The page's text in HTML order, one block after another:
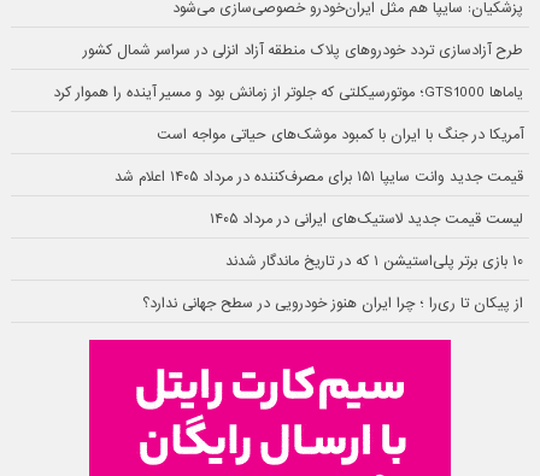
پزشکیان: سایپا هم مثل ایران‌خودرو خصوصی‌سازی می‌شود
طرح آزادسازی تردد خودروهای پلاک منطقه آزاد انزلی در سراسر شمال کشور
یاماها GTS1000؛ موتورسیکلتی که جلوتر از زمانش بود و مسیر آینده را هموار کرد
آمریکا در جنگ با ایران با کمبود موشک‌های حیاتی مواجه است
قیمت جدید وانت سایپا ۱۵۱ برای مصرف‌کننده در مرداد ۱۴۰۵ اعلام شد
لیست قیمت جدید لاستیک‌های ایرانی در مرداد ۱۴۰۵
۱۰ بازی برتر پلی‌استیشن ۱ که در تاریخ ماندگار شدند
از پیکان تا ری‌را ؛ چرا ایران هنوز خودرویی در سطح جهانی ندارد؟